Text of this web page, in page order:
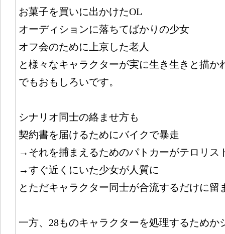
お菓子を買いに出かけたOL
オーディションに落ちてばかりの少女
オフ会のために上京した老人
と様々なキャラクターが実に生き生きと描か
でもおもしろいです。
シナリオ同士の絡ませ方も
契約書を届けるためにバイクで暴走
→それを捕まえるためのパトカーがテロリス
→すぐ近くにいた少女が人質に
とただキャラクター同士が合流するだけに留
一方、28ものキャラクターを処理するためか